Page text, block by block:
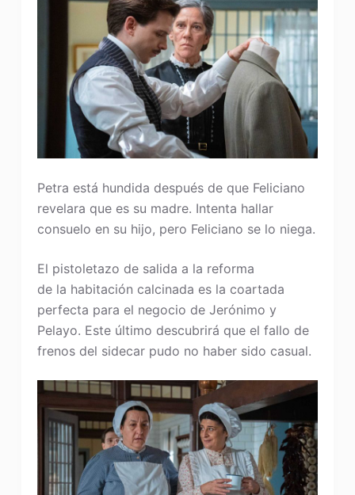
Petra está hundida después de que Feliciano
revelara que es su madre. Intenta hallar
consuelo en su hijo, pero Feliciano se lo niega.
El pistoletazo de salida a la reforma
de la habitación calcinada es la coartada
perfecta para el negocio de Jerónimo y
Pelayo. Este último descubrirá que el fallo de
frenos del sidecar pudo no haber sido casual.